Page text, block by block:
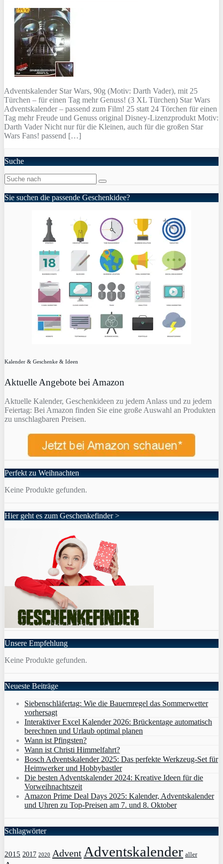
Adventskalender Star Wars, 90g (Motiv: Darth Vader), mit 25
Türchen – für einen Tag mehr Genuss! (3 XL Türchen) Star Wars
Adventskalender – passend zum Film! 25 statt 24 Törchen für einen
Tag mehr Freude und Genuss original Disney-Lizenzprodukt Motiv:
Darth Vader Nicht nur für die Kleinen, auch für die großen Star
Wars Fans! passend […]
Suche
Sie suchen die passende Geschenkidee?
Kalender & Geschenke & Ideen
Aktuelle Angebote bei Amazon
Aktuelle Kalender, Geschenkideen zu jedem Anlass und zu jedem
Feiertag: Bei Amazon finden Sie eine große Auswahl an Produkten
zu unschlagbaren Preisen.
Perfekt zu Weihnachten
Keine Produkte gefunden.
Hier geht es zum Geschenkefinder >
Unsere Empfehlung
Keine Produkte gefunden.
Neueste Beiträge
Siebenschläfertag: Wie die Bauernregel das Sommerwetter
vorhersagt
Interaktiver Excel Kalender 2026: Brückentage automatisch
berechnen und Urlaub optimal planen
Wann ist Pfingsten?
Wann ist Christi Himmelfahrt?
Bosch Adventskalender 2025: Das perfekte Werkzeug-Set für
Heimwerker und Hobbybastler
Die besten Adventskalender 2024: Kreative Ideen für die
Vorweihnachtszeit
Amazon Prime Deal Days 2025: Kalender, Adventskalender
und Uhren zu Top-Preisen am 7. und 8. Oktober
Schlagwörter
2015 2017 2020 AdventAdventskalender aller